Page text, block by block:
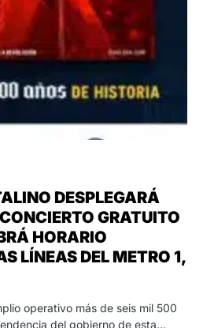
DESPLEGARÁ
GRATUITO
HORARIO
LÍNEAS DEL METRO 1,
operativo más de seis mil 500
del gobierno de esta…